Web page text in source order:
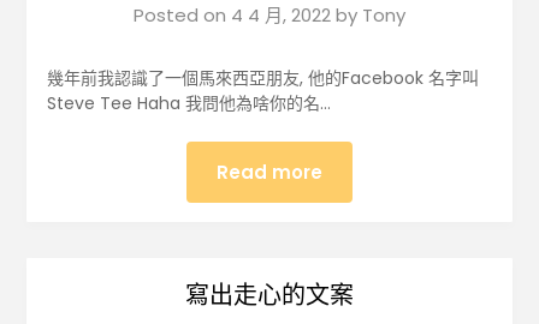
Posted on 4 4 月, 2022by Tony
幾年前我認識了一個馬來西亞朋友, 他的Facebook 名字叫
Steve Tee Haha 我問他為啥你的名…
Read more
寫出走心的文案